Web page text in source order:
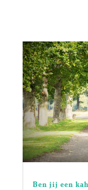
Ben jij een